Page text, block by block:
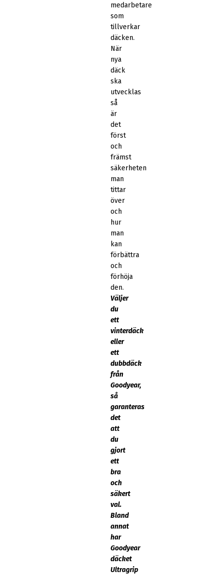
medarbetare
som
tillverkar
däcken.
När
nya
däck
ska
utvecklas
så
är
det
först
och
främst
säkerheten
man
tittar
över
och
hur
man
kan
förbättra
och
förhöja
den.
Väljer
du
ett
vinterdäck
eller
ett
dubbdäck
från
Goodyear,
så
garanteras
det
att
du
gjort
ett
bra
och
säkert
val.
Bland
annat
har
Goodyear
däcket
Ultragrip